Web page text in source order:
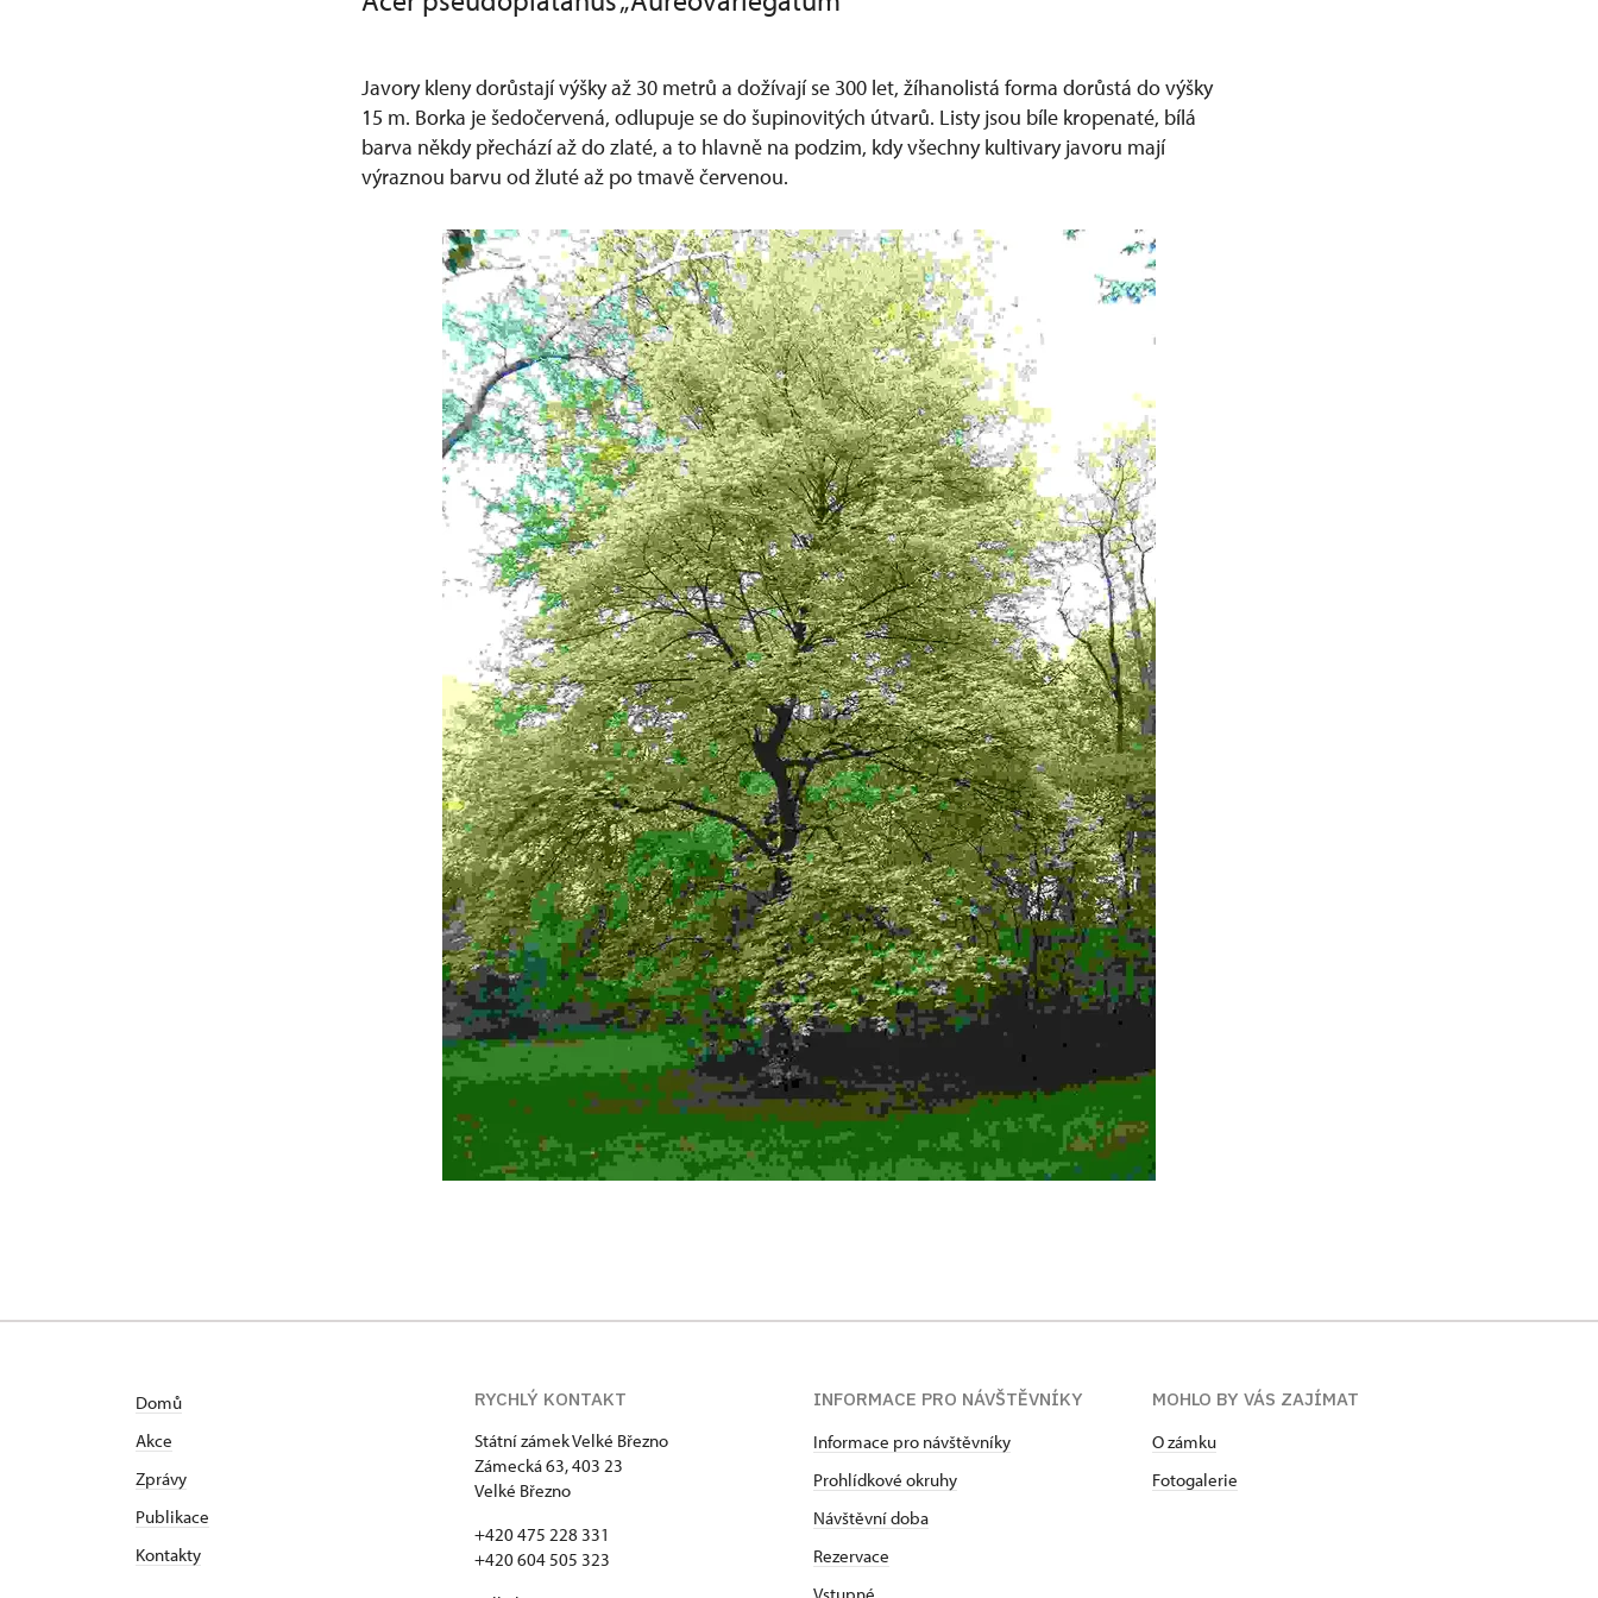
Javory kleny dorůstají výšky až 30 metrů a dožívají se 300 let, žíhanolistá forma dorůstá do výšky
15 m. Borka je šedočervená, odlupuje se do šupinovitých útvarů. Listy jsou bíle kropenaté, bílá
barva někdy přechází až do zlaté, a to hlavně na podzim, kdy všechny kultivary javoru mají
výraznou barvu od žluté až po tmavě červenou.
Domů
Akce
Zprávy
Publikace
Kontakty
RYCHLÝ KONTAKT
Státní zámek Velké Březno
Zámecká 63, 403 23
Velké Březno
+420 475 228 331
+420 604 505 323
INFORMACE PRO NÁVŠTĚVNÍKY
Informace pro návštěvníky
Prohlídkové okruhy
Návštěvní doba
Rezervace
MOHLO BY VÁS ZAJÍMAT
O zámku
Fotogalerie